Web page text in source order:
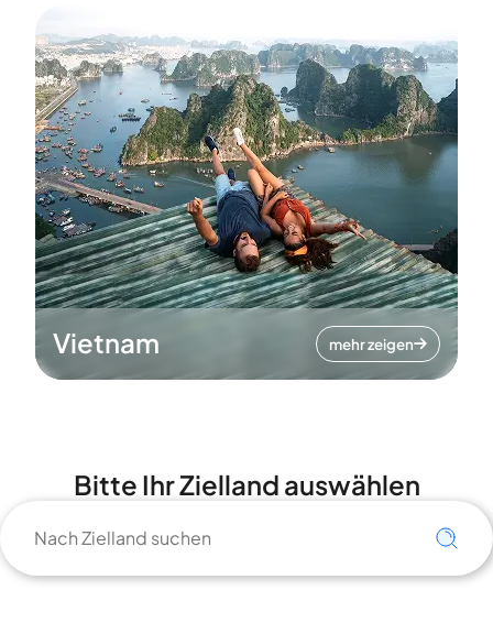
Vietnam mehr zeigen
Bitte Ihr Zielland auswählen